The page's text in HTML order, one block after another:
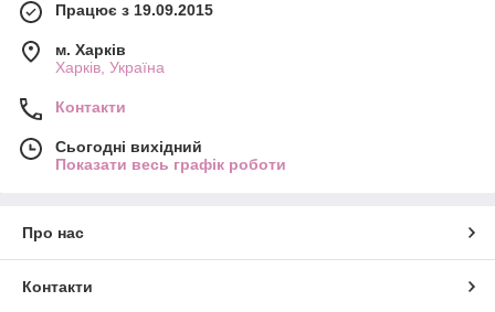
Працює з 19.09.2015
м. Харків
Харків, Україна
Контакти
Сьогодні вихідний
Показати весь графік роботи
Про нас
Контакти